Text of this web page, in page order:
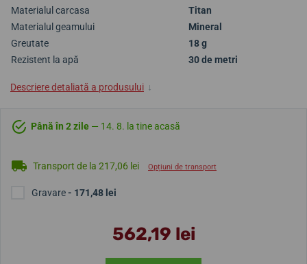
Materialul carcasa
Titan
Materialul geamului
Mineral
Greutate
18 g
Rezistent la apă
30 de metri
Descriere detaliată a produsului ↓
Până în 2 zile — 14. 8. la tine acasă
Transport de la 217,06 lei Opțiuni de transport
Gravare- 171,48 lei
562,19 lei